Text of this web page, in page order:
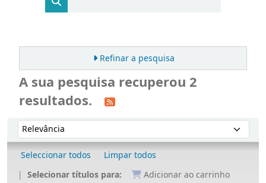
Refinar a pesquisa
A sua pesquisa recuperou 2
resultados.
Ordenar
Ordenar por:
Seleccionar todos
Limpar todos
Selecionar títulos para:
Adicionar ao carrinho